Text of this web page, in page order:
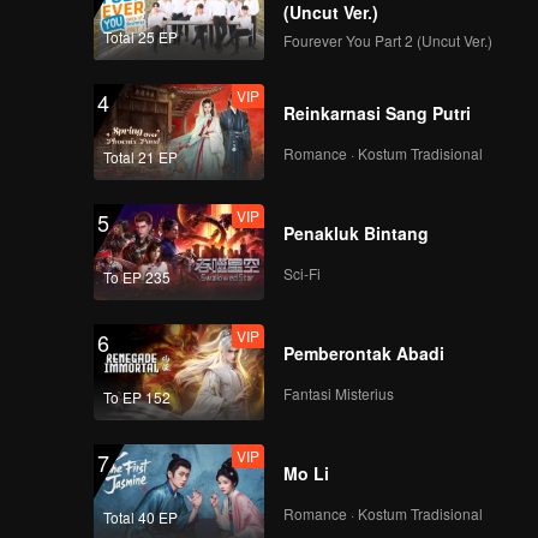
itu
Total 25 EP
(Uncut Ver.)
Fourever You Part 2 (Uncut Ver.)
4
Total 21 EP
VIP
Reinkarnasi Sang Putri
Romance · Kostum Tradisional
5
To EP 235
VIP
Penakluk Bintang
Sci-Fi
6
To EP 152
VIP
Pemberontak Abadi
Fantasi Misterius
7
Total 40 EP
VIP
Mo Li
Romance · Kostum Tradisional